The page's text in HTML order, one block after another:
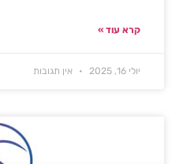
קרא עוד »
יולי 16, 2025 אין תגובות